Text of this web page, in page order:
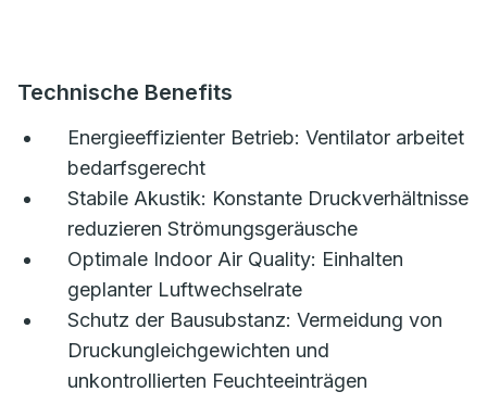
Technische Benefits
Energieeffizienter Betrieb: Ventilator arbeitet
bedarfsgerecht
Stabile Akustik: Konstante Druckverhältnisse
reduzieren Strömungsgeräusche
Optimale Indoor Air Quality: Einhalten
geplanter Luftwechselrate
Schutz der Bausubstanz: Vermeidung von
Druckungleichgewichten und
unkontrollierten Feuchteeinträgen